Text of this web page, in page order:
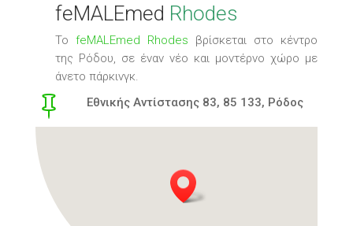
feMALEmed Rhodes
Το feMALEmed Rhodes βρίσκεται στο κέντρο
της Ρόδου, σε έναν νέο και μοντέρνο χώρο με
άνετο πάρκινγκ.
 Εθνικής Αντίστασης 83, 85 133, Ρόδος